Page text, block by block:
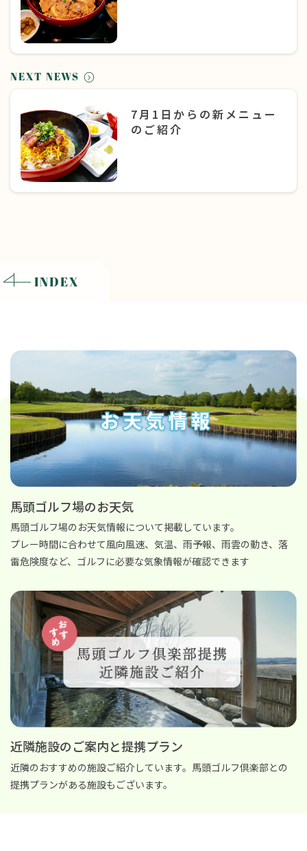
INDEX
NEXT NEWS
7月1日からの新メニュー
のご紹介
馬頭ゴルフ場のお天気
馬頭ゴルフ場のお天気情報について掲載しています。
プレー時間に合わせて風向風速、気温、雨予報、雨雲の動き、落
雷危険度など、ゴルフに必要な気象情報が確認できます
近隣施設のご案内と提携プラン
近隣のおすすめの施設ご紹介しています。馬頭ゴルフ倶楽部との
提携プランがある施設もございます。